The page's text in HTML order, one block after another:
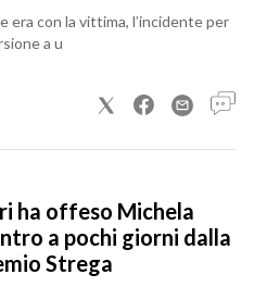
era con la vittima, l’incidente per
a u
ha offeso Michela
a pochi giorni dalla
Strega